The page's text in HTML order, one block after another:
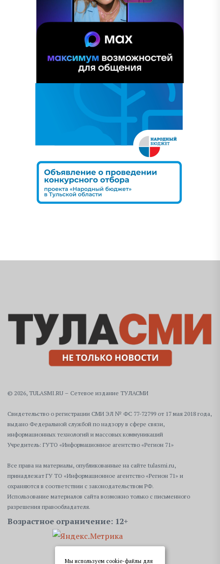
© 2026, TULASMI.RU – Сетевое издание ТУЛАСМИ
Свидетельство о регистрации СМИ ЭЛ № ФС 77-72799 от 17 мая 2018 года,
выдано Федеральной службой по надзору в сфере связи,
информационных технологий и массовых коммуникаций
Учредитель: ГУТО «Информационное агентство «Регион 71»
Все права на материалы, опубликованные на сайте tulasmi.ru,
принадлежат ГУ ТО «Информационное агентство «Регион 71» и
охраняются в соответствии с законодательством РФ.
Использование материалов сайта возможно только с письменного
разрешения правообладателя.
Возрастное ограничение: 12+
Мы используем cookie-файлы для